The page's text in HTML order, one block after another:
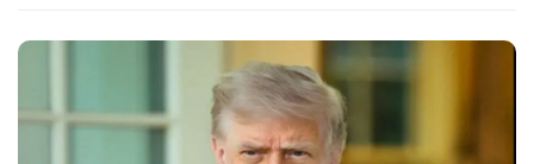
जरिए संबोधन दिया था.